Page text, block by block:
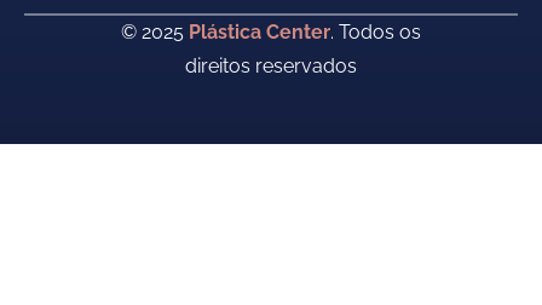
© 2025 Plástica Center. Todos os
direitos reservados